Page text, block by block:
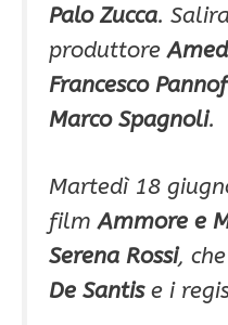
Palo Zucca.
produttore
Francesco
Marco Spagnoli.
Martedì 18
film Ammore e
Serena Rossi,
De Santise i